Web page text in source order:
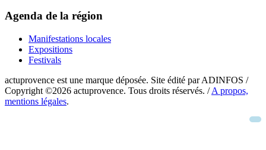
Agenda de la région
Manifestations locales
Expositions
Festivals
actuprovence est une marque déposée. Site édité par ADINFOS /
Copyright ©2026 actuprovence. Tous droits réservés. /A propos,
mentions légales.